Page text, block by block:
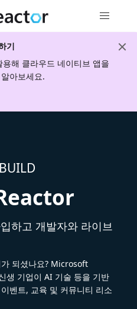
기
해 클라우드 네이티브 앱을
아보세요.
하고 개발자와 라이브
되셨나요? Microsoft
생 기업이 AI 기술 등을 기반
벤트, 교육 및 커뮤니티 리소